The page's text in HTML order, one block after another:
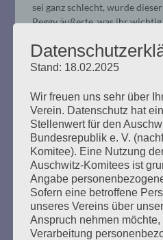
sei ganz schlecht, wurde
Peggy äußerte, was ihr
„Geschenk“ (so nannte sie die
anzunehmen. Ihre
und dessen Familie an
Sie äußerste sich begeistert
wie wichtig ihnen ein
den Arabern sei.
Sie schien sich wieder in ihrer
Schwester zu sehen. Sie sagte:
sein“. Nun war der kleine
– doch von einer Familie
schaffen musste.
Stand: 18.02.2025
Wir freuen uns sehr über
Verein. Datenschutz hat
Stellenwert für den
Bundesrepublik e. V.
Komitee). Eine Nutzung
Auschwitz-Komitees ist
Angabe
Sofern eine betroffene
unseres Vereins über
Anspruch nehmen
Verarbeitung